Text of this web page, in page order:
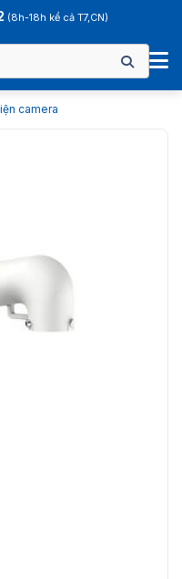
(8h-18h kể cả T7,CN)
camera